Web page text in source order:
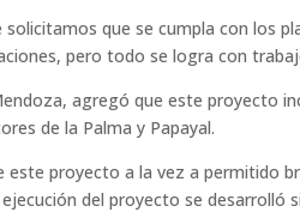
que se cumpla con los
pero todo se logra con
agregó que este proyecto
de la Palma y Papayal.
proyecto a la vez a permitido
del proyecto se desarrolló